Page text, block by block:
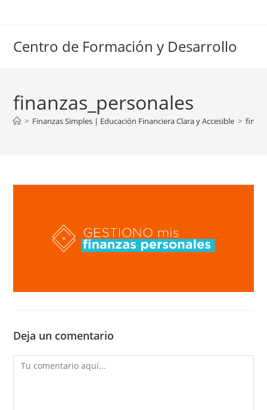
Centro de Formación y Desarrollo
finanzas_personales
> Finanzas Simples | Educación Financiera Clara y Accesible >
Deja un comentario
Comentario